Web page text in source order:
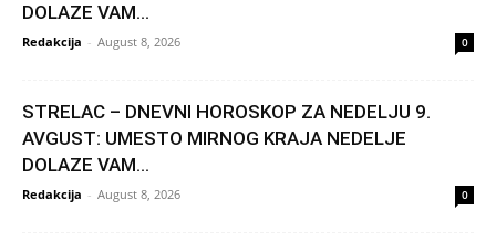
DOLAZE VAM...
Redakcija - August 8, 2026 0
STRELAC – DNEVNI HOROSKOP ZA NEDELJU 9.
AVGUST: UMESTO MIRNOG KRAJA NEDELJE
DOLAZE VAM...
Redakcija - August 8, 2026 0